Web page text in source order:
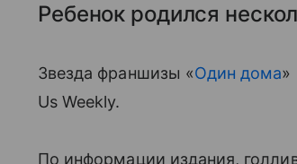
Ребенок родился
Звезда франшизы «Один дома»
Us Weekly.
По информации издания,